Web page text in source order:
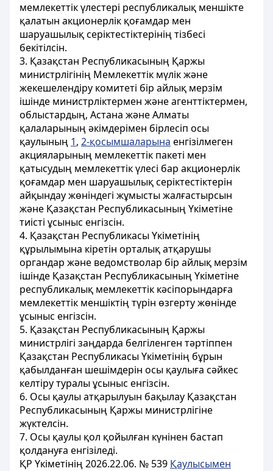
мемлекеттік үлестері республикалық меншікте
қалатын акционерлік қоғамдар мен
шаруашылық серіктестіктерінің тізбесі
бекітілсін.
3. Қазақстан Республикасының Қаржы
министрлігінің Мемлекеттік мүлік және
жекешелендіру комитеті бір айлық мерзім
ішінде министрліктермен және агенттіктермен,
облыстардың, Астана және Алматы
қалаларының әкімдерімен бірлесіп осы
қаулының 1, 2-қосымшаларына енгізілмеген
акцияларының мемлекеттік пакеті мен
қатысудың мемлекеттік үлесі бар акционерлік
қоғамдар мен шаруашылық серіктестіктерін
айқындау жөніндегі жұмысты жалғастырсын
және Қазақстан Республикасының Үкіметіне
тиісті ұсыныс енгізсін.
4. Қазақстан Республикасы Үкіметінің
құрылымына кіретін орталық атқарушы
органдар және ведомстволар бір айлық мерзім
ішінде Қазақстан Республикасының Үкіметіне
республикалық мемлекеттік кәсіпорындарға
мемлекеттік меншіктің түрін өзгерту жөнінде
ұсыныс енгізсін.
5. Қазақстан Республикасының Қаржы
министрлігі заңдарда белгіленген тәртіппен
Қазақстан Республикасы Үкіметінің бұрын
қабылданған шешімдерін осы қаулыға сәйкес
келтіру туралы ұсыныс енгізсін.
6. Осы қаулы атқарылуын бақылау Қазақстан
Республикасының Қаржы министрлігіне
жүктелсін.
7. Осы қаулы қол қойылған күнінен бастап
қолдануға енгізіледі.
ҚР Үкіметінің 2026.22.06. № 539 Қаулысымен